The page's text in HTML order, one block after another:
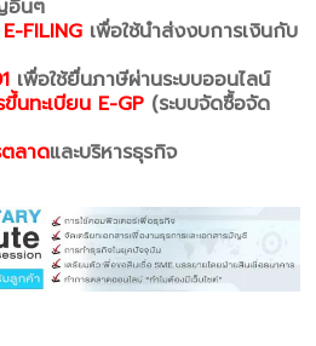
อื่นๆ
FILING เพื่อใช้นำส่งงบการเงินกับ
เพื่อใช้ยื่นภาษีผ่านระบบออนไลน์
นทะเบียน E-GP (ระบบจัดซื้อจัด
ลาดและบริหารธุรกิจ